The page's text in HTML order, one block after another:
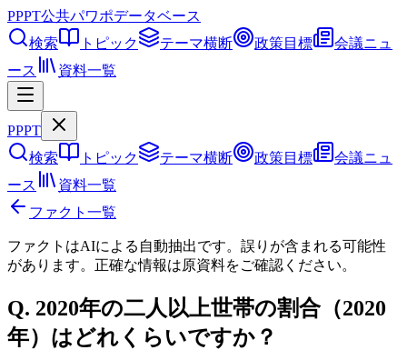
PPPT公共パワポデータベース
検索
トピック テーマ横断 政策目標
会議ニュ
ース
資料一覧
PPPT
検索
トピック テーマ横断 政策目標
会議ニュ
ース
資料一覧
ファクト一覧
ファクトはAIによる自動抽出です。誤りが含まれる可能性
があります。正確な情報は原資料をご確認ください。
Q. 2020年の二人以上世帯の割合（2020
年）はどれくらいですか？